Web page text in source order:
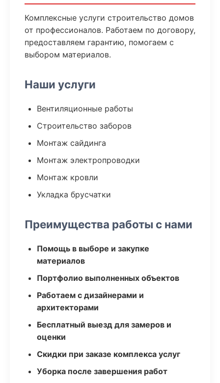
Комплексные услуги строительство домов
от профессионалов. Работаем по договору,
предоставляем гарантию, помогаем с
выбором материалов.
Наши услуги
Вентиляционные работы
Строительство заборов
Монтаж сайдинга
Монтаж электропроводки
Монтаж кровли
Укладка брусчатки
Преимущества работы с нами
Помощь в выборе и закупке
материалов
Портфолио выполненных объектов
Работаем с дизайнерами и
архитекторами
Бесплатный выезд для замеров и
оценки
Скидки при заказе комплекса услуг
Уборка после завершения работ